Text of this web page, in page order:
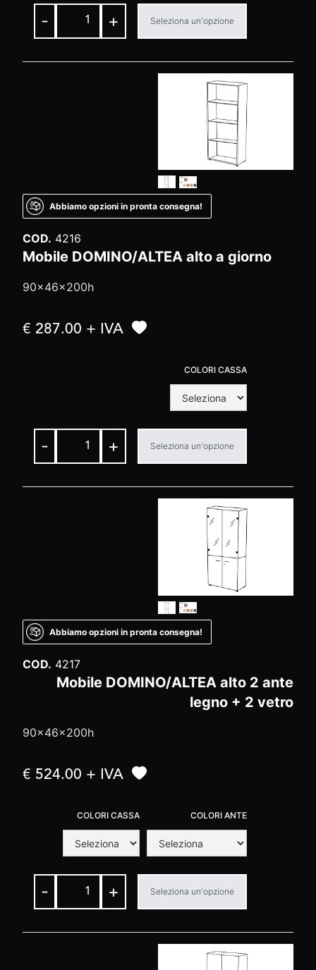
- + Seleziona un'opzione
Abbiamo opzioni in pronta consegna!
COD. 4216
Mobile DOMINO/ALTEA alto a giorno
90x46x200h
€ 287.00 + IVA
COLORI CASSA
- + Seleziona un'opzione
Abbiamo opzioni in pronta consegna!
COD. 4217
Mobile DOMINO/ALTEA alto 2 ante
legno + 2 vetro
90x46x200h
€ 524.00 + IVA
COLORI CASSA COLORI ANTE
- + Seleziona un'opzione